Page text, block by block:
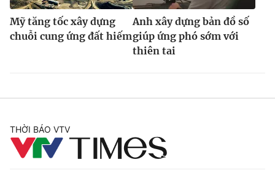
Mỹ tăng tốc xây dựng
chuỗi cung ứng đất hiếm
Anh xây dựng bản đồ số
giúp ứng phó sớm với
thiên tai
THỜI BÁO VTV